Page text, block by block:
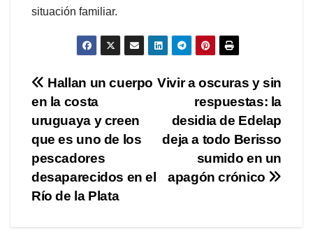
situación familiar.
Navegación
de
entradas
Vivir a oscuras y sin
respuestas: la
desidia de Edelap
deja a todo Berisso
sumido en un
apagón crónico
Hallan un cuerpo
en la costa
uruguaya y creen
que es uno de los
pescadores
desaparecidos en el
Río de la Plata